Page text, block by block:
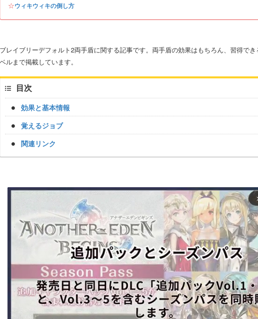
☆ウィキウィキの倒し方
ブレイブリーデフォルト2両手盾に関する記事です。両手盾の効果はもちろん、習得で
ベルまで掲載しています。
目次
効果と基本情報
覚えるジョブ
関連リンク